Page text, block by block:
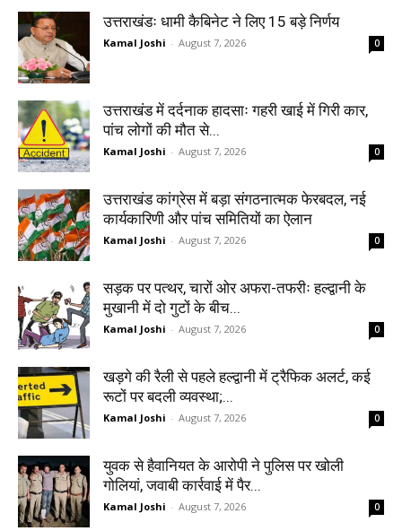
उत्तराखंडः धामी कैबिनेट ने लिए 15 बड़े निर्णय
Kamal Joshi - August 7, 2026 0
उत्तराखंड में दर्दनाक हादसाः गहरी खाई में गिरी कार,
पांच लोगों की मौत से...
Kamal Joshi - August 7, 2026 0
उत्तराखंड कांग्रेस में बड़ा संगठनात्मक फेरबदल, नई
कार्यकारिणी और पांच समितियों का ऐलान
Kamal Joshi - August 7, 2026 0
सड़क पर पत्थर, चारों ओर अफरा-तफरीः हल्द्वानी के
मुखानी में दो गुटों के बीच...
Kamal Joshi - August 7, 2026 0
खड़गे की रैली से पहले हल्द्वानी में ट्रैफिक अलर्ट, कई
रूटों पर बदली व्यवस्था;...
Kamal Joshi - August 7, 2026 0
युवक से हैवानियत के आरोपी ने पुलिस पर खोली
गोलियां, जवाबी कार्रवाई में पैर...
Kamal Joshi - August 7, 2026 0